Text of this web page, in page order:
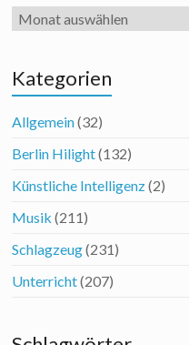
Archiv
Kategorien
Allgemein(32)
Berlin Hilight(132)
Künstliche Intelligenz(2)
Musik (211)
Schlagzeug(231)
Unterricht(207)